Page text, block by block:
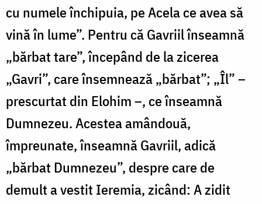
cu numele închipuia, pe Acela ce avea să
vină în lume”. Pentru că Gavriil înseamnă
„bărbat tare”, începând de la zicerea
„Gavri”, care însemnează „bărbat”; „Îl” –
prescurtat din Elohim –, ce înseamnă
Dumnezeu. Acestea amândouă,
împreunate, înseamnă Gavriil, adică
„bărbat Dumnezeu”, despre care de
demult a vestit Ieremia, zicând: A zidit